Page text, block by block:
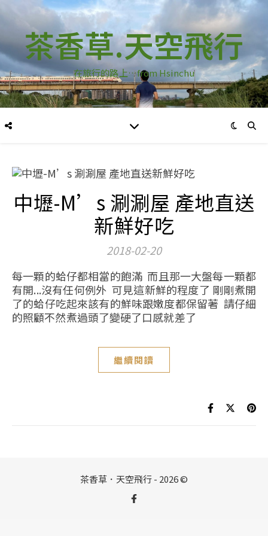
茶香草.天空飛行
在旅行的路上…from Hsinchu
中壢-M’s 涮涮屋 產地直送
新鮮好吃
2018-02-20
每一顆的蛤仔都相當的飽滿 而且那一大盤每一顆都
有開...沒有任何例外 可見這新鮮的程度了 剛剛煮開
了的蛤仔吃起來該有的鮮味跟嫩度都保留著 請仔細
的照顧不然煮過頭了變硬了口感就差了
繼續閱讀
茶香草．天空飛行 - 2026 ©